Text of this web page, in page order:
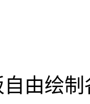
由绘